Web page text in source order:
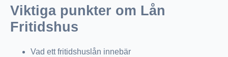
Viktiga punkter om Lån
Fritidshus
Vad ett fritidshuslån innebär